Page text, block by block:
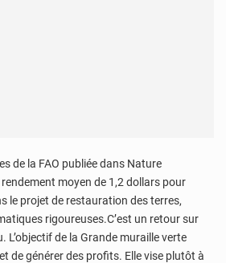
de la FAO publiée dans Nature
moyen de 1,2 dollars pour
le projet de restauration des terres,
rigoureuses.C’est un retour sur
L’objectif de la Grande muraille verte
de générer des profits. Elle vise plutôt à